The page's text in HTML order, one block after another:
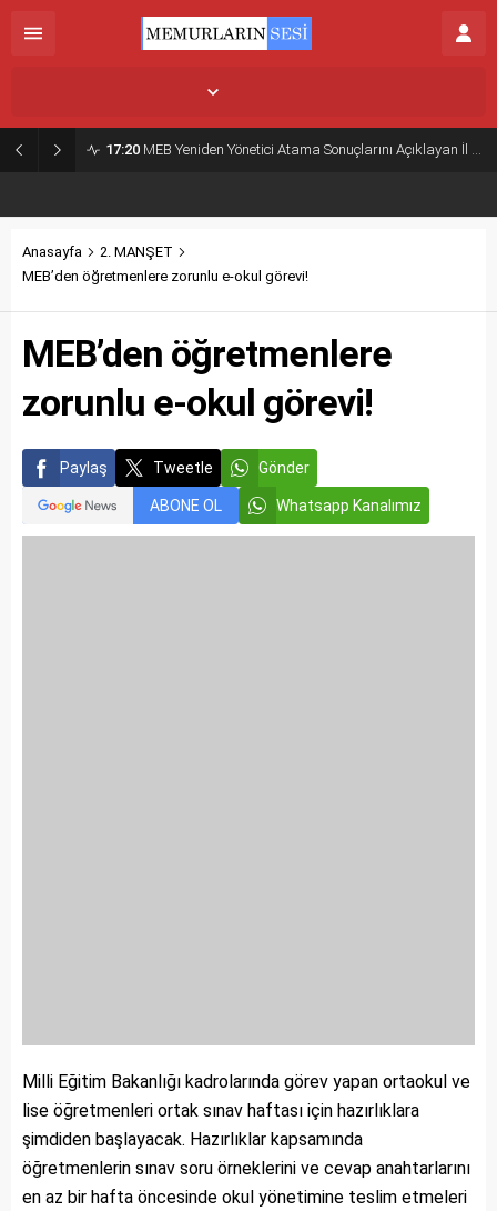
17:20 MEB Yeniden Yönetici Atama Sonuçlarını Açıklayan İl MEM’ler Listesi
Anasayfa
2. MANŞET
MEB’den öğretmenlere zorunlu e-okul görevi!
MEB’den öğretmenlere
zorunlu e-okul görevi!
Paylaş Tweetle Gönder
ABONE OL Whatsapp Kanalımız
Milli Eğitim Bakanlığı kadrolarında görev yapan ortaokul ve
lise öğretmenleri ortak sınav haftası için hazırlıklara
şimdiden başlayacak. Hazırlıklar kapsamında
öğretmenlerin sınav soru örneklerini ve cevap anahtarlarını
en az bir hafta öncesinde okul yönetimine teslim etmeleri